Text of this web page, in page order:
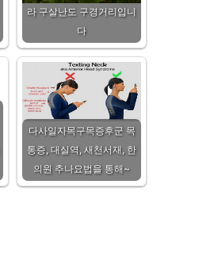
라 구살난도 구경거리입니
다
다사일자목구목증후군 목
통증, 대실역, 새천서재, 한
의원 추나요법을 통해~